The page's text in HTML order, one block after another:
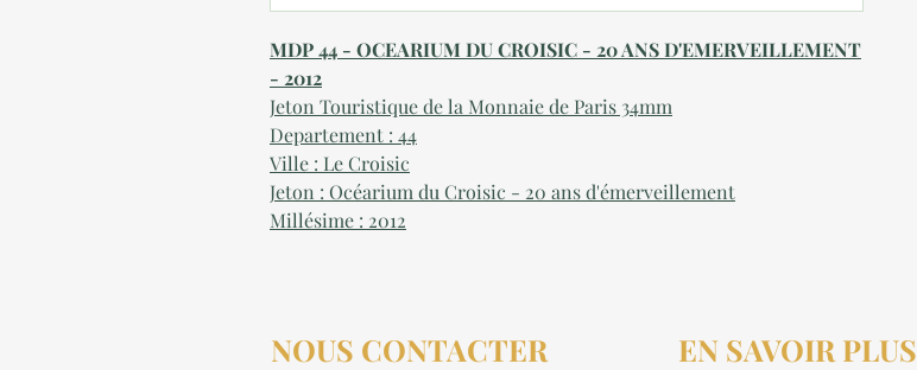
MDP 44 - OCEARIUM DU CROISIC - 20 ANS D'EMERVEILLEMENT
- 2012
Jeton Touristique de la Monnaie de Paris 34mm
Departement : 44
Ville : Le Croisic
Jeton : Océarium du Croisic - 20 ans d'émerveillement
Millésime : 2012
NOUS CONTACTER EN SAVOIR PLUS